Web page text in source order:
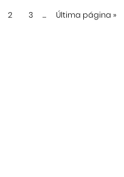
2 3 ... Última página »